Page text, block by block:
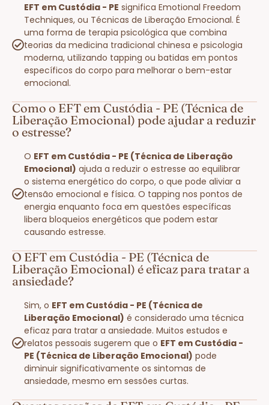
EFT em Custódia - PE significa Emotional Freedom
Techniques, ou Técnicas de Liberação Emocional. É
uma forma de terapia psicológica que combina
teorias da medicina tradicional chinesa e psicologia
moderna, utilizando tapping ou batidas em pontos
específicos do corpo para melhorar o bem-estar
emocional.
Como o EFT em Custódia - PE (Técnica de
Liberação Emocional) pode ajudar a reduzir
o estresse?
O EFT em Custódia - PE (Técnica de Liberação
Emocional) ajuda a reduzir o estresse ao equilibrar
o sistema energético do corpo, o que pode aliviar a
tensão emocional e física. O tapping nos pontos de
energia enquanto foca em questões específicas
libera bloqueios energéticos que podem estar
causando estresse.
O EFT em Custódia - PE (Técnica de
Liberação Emocional) é eficaz para tratar a
ansiedade?
Sim, o EFT em Custódia - PE (Técnica de
Liberação Emocional) é considerado uma técnica
eficaz para tratar a ansiedade. Muitos estudos e
relatos pessoais sugerem que o EFT em Custódia -
PE (Técnica de Liberação Emocional) pode
diminuir significativamente os sintomas de
ansiedade, mesmo em sessões curtas.